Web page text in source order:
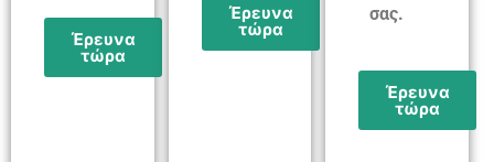
Έρευνα
τώρα
Έρευνα
τώρα
σας.
Έρευνα
τώρα